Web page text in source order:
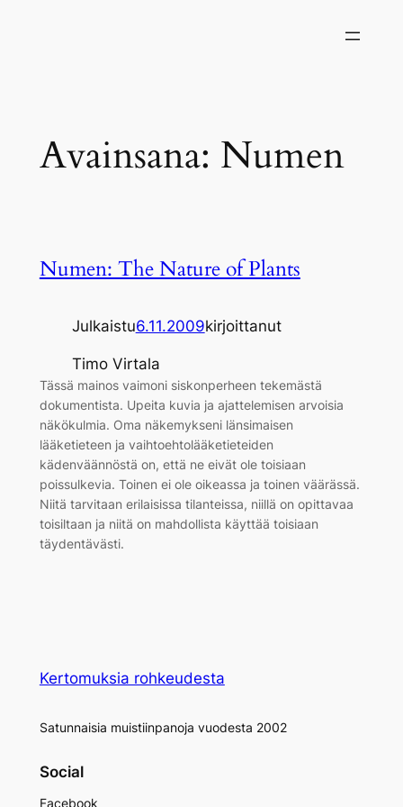
Avainsana: Numen
Numen: The Nature of Plants
Julkaistu6.11.2009kirjoittanut
Timo Virtala
Tässä mainos vaimoni siskonperheen tekemästä
dokumentista. Upeita kuvia ja ajattelemisen arvoisia
näkökulmia. Oma näkemykseni länsimaisen
lääketieteen ja vaihtoehtolääketieteiden
kädenväännöstä on, että ne eivät ole toisiaan
poissulkevia. Toinen ei ole oikeassa ja toinen väärässä.
Niitä tarvitaan erilaisissa tilanteissa, niillä on opittavaa
toisiltaan ja niitä on mahdollista käyttää toisiaan
täydentävästi.
Kertomuksia rohkeudesta
Satunnaisia muistiinpanoja vuodesta 2002
Social
Facebook